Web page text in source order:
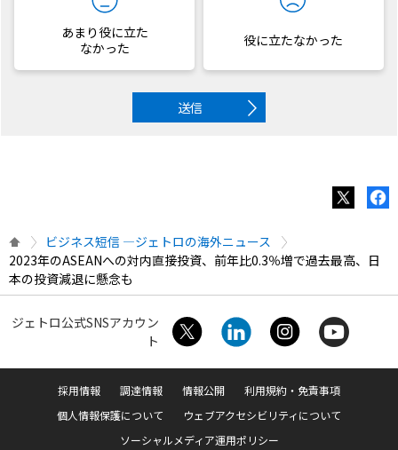
あまり役に立た
なかった
役に立たなかった
送信
ビジネス短信 ―ジェトロの海外ニュース
2023年のASEANへの対内直接投資、前年比0.3％増で過去最高、日
本の投資減退に懸念も
ジェトロ公式SNSアカウン
ト
採用情報 調達情報 情報公開
利用規約・免責事項
個人情報保護について
ウェブアクセシビリティについて
ソーシャルメディア運用ポリシー